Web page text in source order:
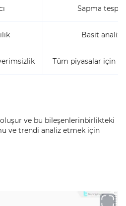
Sapma tespiti
Basit analiz
Tüm piyasalar için
ve bu bileşenlerinbirlikteki
ve trendi analiz etmek için